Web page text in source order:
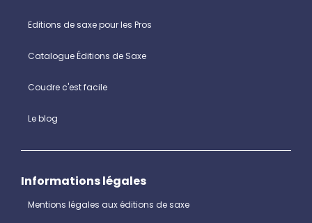
Editions de saxe pour les Pros
Catalogue Éditions de Saxe
Coudre c'est facile
Le blog
Informations légales
Mentions légales aux éditions de saxe